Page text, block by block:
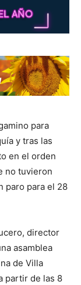
para
y tras las
en el orden
no tuvieron
paro para el 28
director
asamblea
de Villa
partir de las 8